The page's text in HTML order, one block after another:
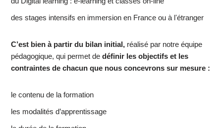
des stages intensifs en immersion en France ou à lʼétranger
C’est bien à partir du bilan initial, réalisé par notre équipe
pédagogique, qui permet dedéfinir les objectifs et les
contraintes de chacun que nous concevrons sur mesure :
le contenu de la formation
les modalités d’apprentissage